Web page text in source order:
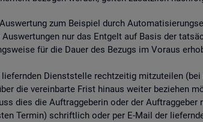
zum Bei­spiel durch
nur das Ent­gelt auf Basis der
für die Dauer des Be­zugs im Vor­aus
Dienst­stel­le recht­zei­tig mit­zu­tei­len
die ver­ein­bar­te Frist hin­aus wei­ter be­zie­hen
dies die Auf­trag­ge­be­rin oder der
Ter­min) schrift­lich oder per E-Mail der